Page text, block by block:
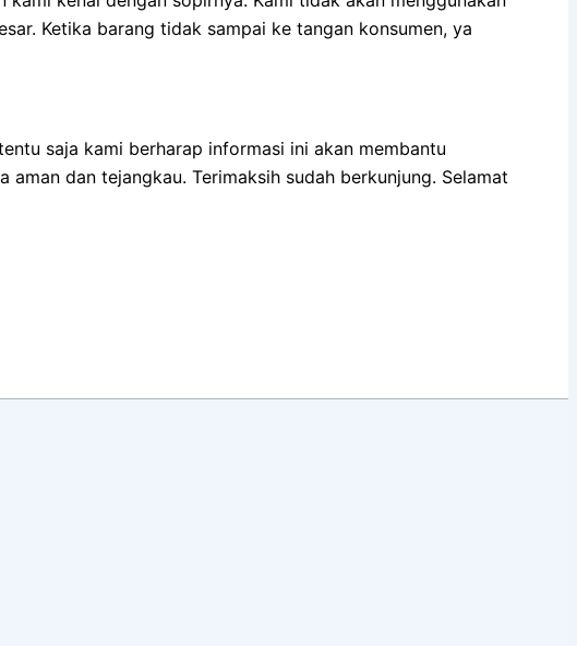
Ketika barang tidak sampai ke tangan konsumen, ya
saja kami berharap informasi ini akan membantu
dan tejangkau. Terimaksih sudah berkunjung. Selamat